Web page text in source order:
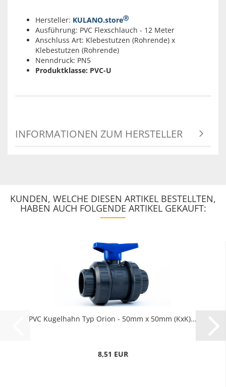
Hersteller: KULANO.storeⓇ
Ausführung: PVC Flexschlauch - 12 Meter
Anschluss Art: Klebestutzen (Rohrende) x
Klebestutzen (Rohrende)
Nenndruck: PN5
Produktklasse: PVC-U
INFORMATIONEN ZUM HERSTELLER
KUNDEN, WELCHE DIESEN ARTIKEL BESTELLTEN,
HABEN AUCH FOLGENDE ARTIKEL GEKAUFT:
PVC Kugelhahn Typ Orion - 50mm x 50mm (KxK)...
8,51 EUR